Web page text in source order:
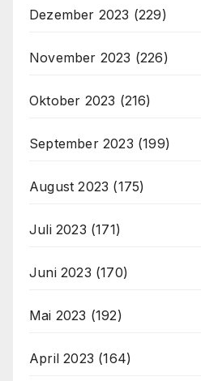
Dezember 2023 (229)
November 2023 (226)
Oktober 2023 (216)
September 2023 (199)
August 2023 (175)
Juli 2023 (171)
Juni 2023 (170)
Mai 2023 (192)
April 2023 (164)